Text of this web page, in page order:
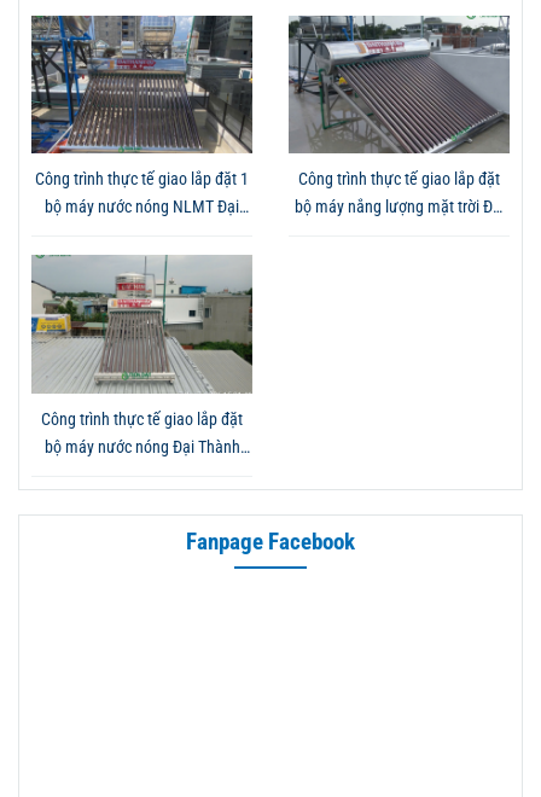
Công trình thực tế giao lắp đặt 1
bộ máy nước nóng NLMT Đại
- Đội ngũ kỹ thuật lắp đặt đúng
quy trình, an toàn
Công trình thực tế giao lắp đặt
bộ máy nắng lượng mặt trời Đại
Công trình thực tế giao lắp đặt
bộ máy nước nóng Đại Thành
và độ bền caoFanpage Facebook